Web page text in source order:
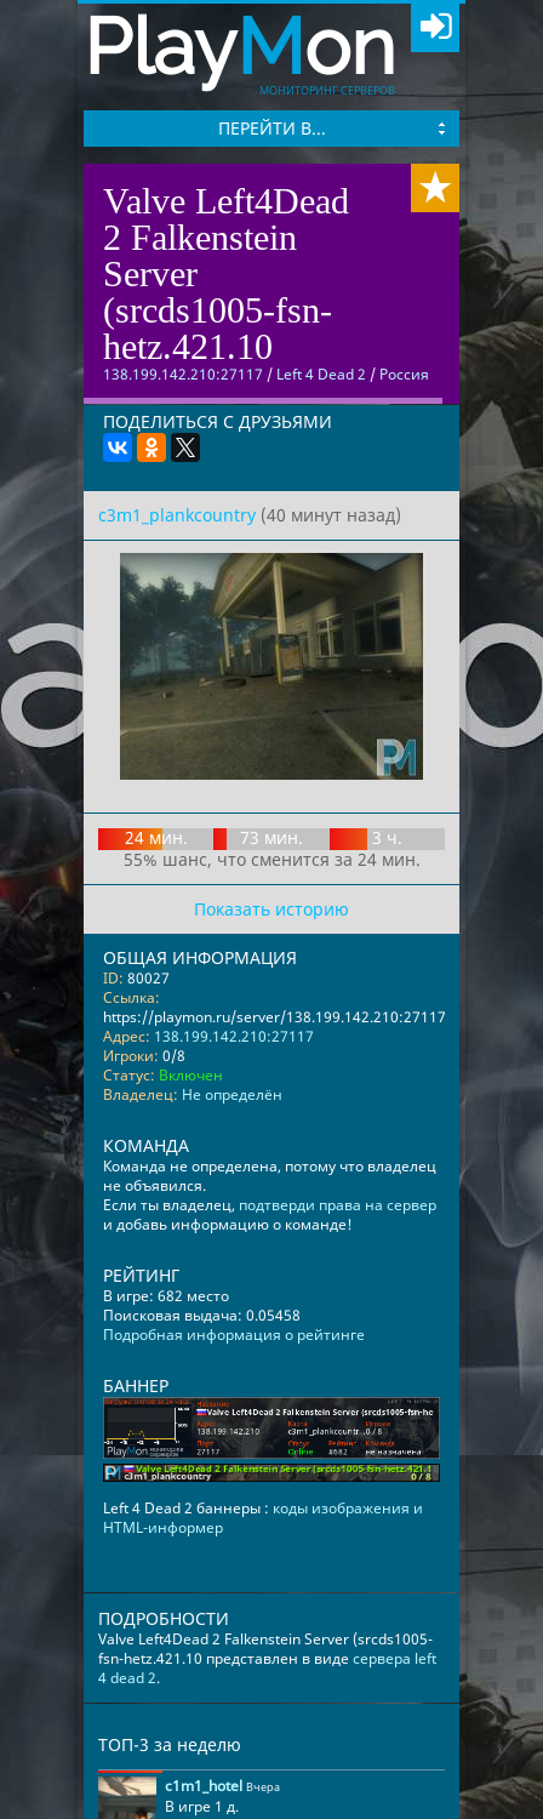
PlayMon
МОНИТОРИНГ СЕРВЕРОВ
ПЕРЕЙТИ В...
Valve Left4Dead
2 Falkenstein
Server
(srcds1005-fsn-
hetz.421.10
138.199.142.210:27117 / Left 4 Dead 2 / Россия
ПОДЕЛИТЬСЯ С ДРУЗЬЯМИ
c3m1_plankcountry (40 минут назад)
24 мин. 73 мин.
3 ч.
55% шанс, что сменится за 24 мин.
Показать историю
ОБЩАЯ ИНФОРМАЦИЯ
ID: 80027
Ссылка:
https://playmon.ru/server/138.199.142.210:27117
Адрес: 138.199.142.210:27117
Игроки: 0/8
Статус: Включен
Владелец: Не определён
КОМАНДА
Команда не определена, потому что владелец
не объявился.
Если ты владелец, подтверди права на сервер
и добавь информацию о команде!
РЕЙТИНГ
В игре: 682 место
Поисковая выдача: 0.05458
Подробная информация о рейтинге
БАННЕР
Left 4 Dead 2 баннеры : коды изображения и
HTML-информер
ПОДРОБНОСТИ
Valve Left4Dead 2 Falkenstein Server (srcds1005-
fsn-hetz.421.10 представлен в видесервера left
4 dead 2.
ТОП-3 за неделю
c1m1_hotel Вчера
В игре 1 д.